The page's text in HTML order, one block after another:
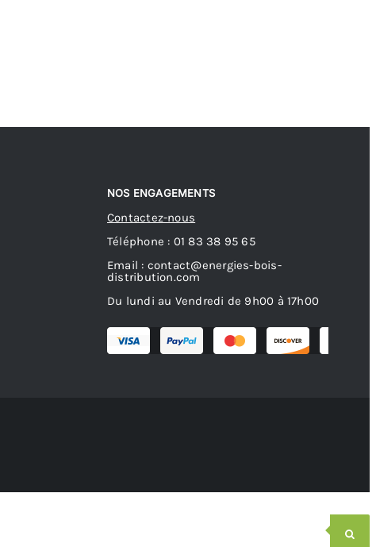
NOS ENGAGEMENTS
Contactez-nous
Téléphone : 01 83 38 95 65
Email : contact@energies-bois-
distribution.com
Du lundi au Vendredi de 9h00 à 17h00